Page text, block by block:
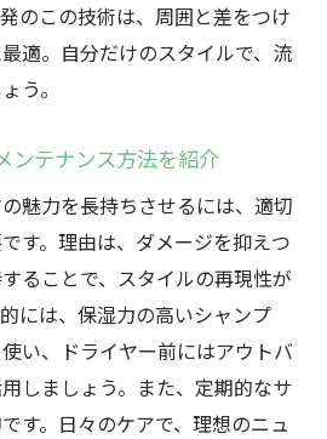
のこの技術は、周囲と差をつけ
適。自分だけのスタイルで、流
う。
ンテナンス方法を紹介
魅力を長持ちさせるには、適切
す。理由は、ダメージを抑えつ
ることで、スタイルの再現性が
には、保湿力の高いシャンプ
い、ドライヤー前にはアウトバ
しましょう。また、定期的なサ
す。日々のケアで、理想のニュ